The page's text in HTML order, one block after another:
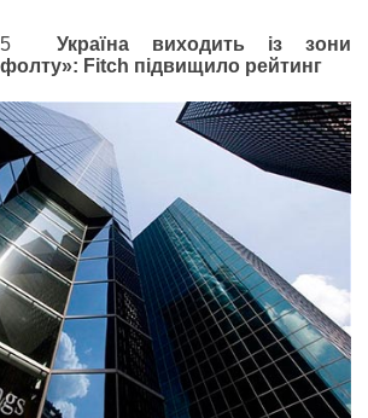
Україна виходить із зони
Fitch підвищило рейтинг